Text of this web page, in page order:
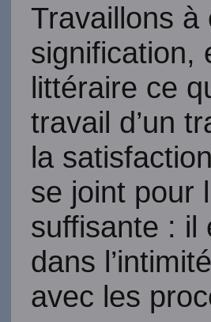
Travaillons
signification,
littéraire ce
travail d’un
la
se joint pour
suffisante : il
dans
avec les